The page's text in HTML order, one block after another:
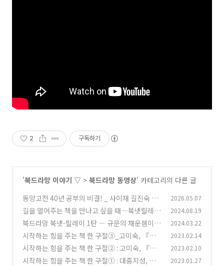
2 구독하기
'북드라망 이야기 ▽ > 북드라망 동영상' 카테고리의 다른 글
동양고전 40년 공부의 비결! _ 사이재 길진숙 선
생님의 동양고전 이야기 (0)
2026.05.07
길을 열어주는 책을 만나고 싶을 때―북넷릴레이
를 보셔요! (1)
2024.08.19
북드라망 북넷-릴레이 1탄 ― 규문의 채운샘이
추천한 다른 감각, 다른 삶, 다른 죽음을 ‘구체적
으로’ 꿈꾸게 하는 책들 (2)
2024.03.22
시작하는 힘을 주는 책 한 구절③_고미숙, 『사
랑과 연애의 달인 호모 에로스』
(0)
2023.02.14
시작하는 힘을 주는 책 한 구절② : 고미숙, 『나
의 운명 사용설명서』 (0)
2023.02.10
시작하는 힘을 주는 책 한 구절① : 대중지성, 금
2023.01.27